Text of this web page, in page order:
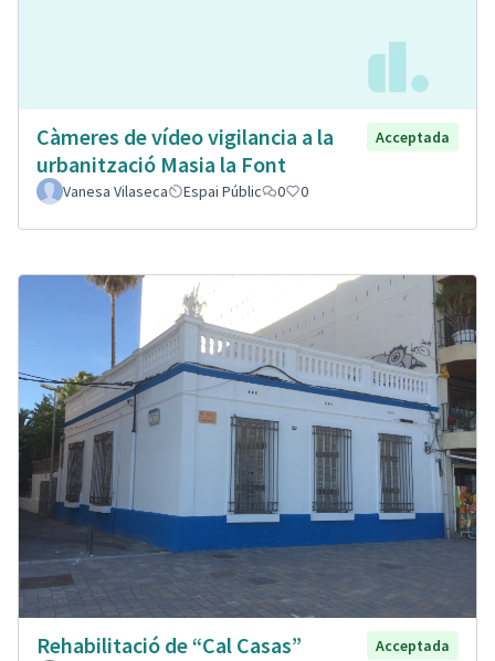
Càmeres de vídeo vigilancia a la
urbanització Masia la Font
Acceptada
Vanesa Vilaseca Espai Públic 0 0
Rehabilitació de “Cal Casas”
Acceptada